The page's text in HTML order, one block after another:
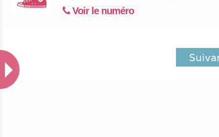
Voir le numéro